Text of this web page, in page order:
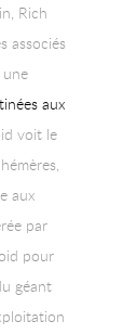
Rich
associés
aux
voit le
aux
par
pour
géant